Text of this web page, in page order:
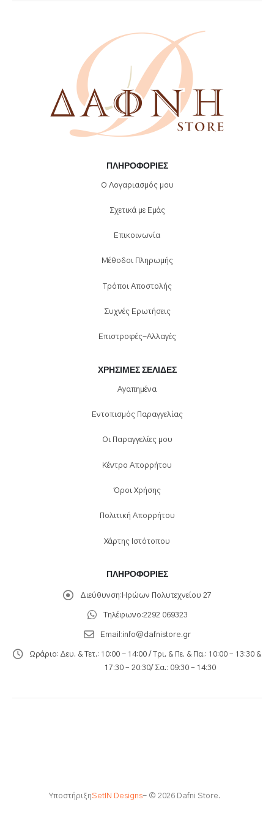
προϊόντος
ΠΛΗΡΟΦΟΡΊΕΣ
Ο Λογαριασμός μου
Σχετικά με Εμάς
Επικοινωνία
Μέθοδοι Πληρωμής
Τρόποι Αποστολής
Συχνές Ερωτήσεις
Επιστροφές-Αλλαγές
ΧΡΉΣΙΜΕΣ ΣΕΛΊΔΕΣ
Αγαπημένα
Εντοπισμός Παραγγελίας
Οι Παραγγελίες μου
Κέντρο Απορρήτου
Όροι Χρήσης
Πολιτική Απορρήτου
Χάρτης Ιστότοπου
ΠΛΗΡΟΦΟΡΊΕΣ
Διεύθυνση: Ηρώων Πολυτεχνείου 27
Τηλέφωνο:2292 069323
Email:info@dafnistore.gr
Ωράριο: Δευ. & Τετ.: 10:00 - 14:00 / Τρι. & Πε. & Πα.: 10:00 – 13:30 &
17:30 – 20:30/ Σα.: 09:30 – 14:30
ΥποστήριξηSetIN Designs- © 2026 Dafni Store.